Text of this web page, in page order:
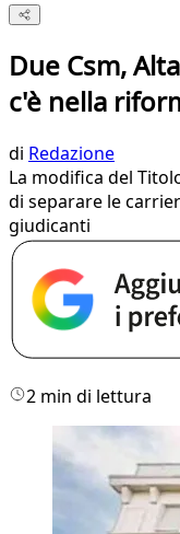
Due Csm,
c'è nella
di Redazione
La modifica del
di separare le
giudicanti
2 min di lettura